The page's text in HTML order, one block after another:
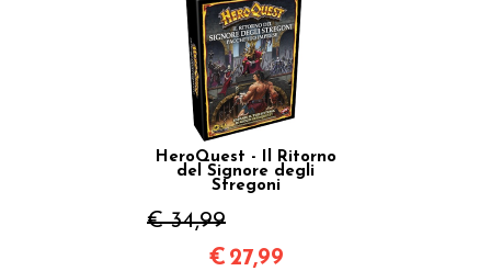
HeroQuest - Il Ritorno
del Signore degli
Stregoni
€ 34,99
€ 27,99